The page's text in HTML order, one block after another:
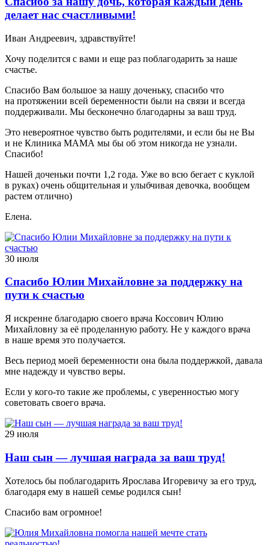
делает нас счастливыми!
Иван Андреевич, здравствуйте!
Хочу поделится с вами и еще раз поблагодарить за наше
счастье.
Спасибо Вам большое за нашу доченьку, спасибо что
на протяжении всей беременности были на связи и всегда
поддерживали. Мы бесконечно благодарны за ваш труд.
Это невероятное чувство быть родителями, и если бы не Вы
и не Клиника МАМА мы бы об этом никогда не узнали.
Спасибо!
Нашей доченьки почти 1,2 года. Уже во всю бегает с куклой
в руках) очень общительная и улыбчивая девочка, вообщем
растем отлично)
Елена.
30 июля
Спасибо Юлии Михайловне за поддержку на
пути к счастью
Я искренне благодарю своего врача Коссович Юлию
Михайловну за её проделанную работу. Не у каждого врача
в наше время это получается.
Весь период моей беременности она была поддержкой, давала
мне надежду и чувство веры.
Если у кого-то такие же проблемы, с уверенностью могу
советовать своего врача.
29 июля
Наш сын — лучшая награда за ваш труд!
Хотелось бы поблагодарить Ярослава Игоревичу за его труд,
благодаря ему в нашей семье родился сын!
Спасибо вам огромное!